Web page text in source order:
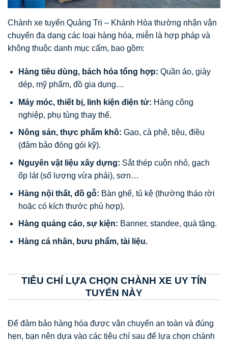
Chành xe tuyến Quảng Trị – Khánh Hòa thường nhận vận
chuyển đa dạng các loại hàng hóa, miễn là hợp pháp và
không thuộc danh mục cấm, bao gồm:
Hàng tiêu dùng, bách hóa tổng hợp: Quần áo, giày
dép, mỹ phẩm, đồ gia dụng…
Máy móc, thiết bị, linh kiện điện tử: Hàng công
nghiệp, phụ tùng thay thế.
Nông sản, thực phẩm khô: Gạo, cà phê, tiêu, điều
(đảm bảo đóng gói kỹ).
Nguyên vật liệu xây dựng: Sắt thép cuộn nhỏ, gạch
ốp lát (số lượng vừa phải), sơn…
Hàng nội thất, đồ gỗ: Bàn ghế, tủ kệ (thường tháo rời
hoặc có kích thước phù hợp).
Hàng quảng cáo, sự kiện: Banner, standee, quà tặng.
Hàng cá nhân, bưu phẩm, tài liệu.
TIÊU CHÍ LỰA CHỌN CHÀNH XE UY TÍN
TUYẾN NÀY
Để đảm bảo hàng hóa được vận chuyển an toàn và đúng
hẹn, bạn nên dựa vào các tiêu chí sau để lựa chọn chành